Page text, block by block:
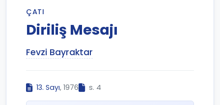
ÇATI
Diriliş Mesajı
Fevzi Bayraktar
13. Sayı, 1976 s. 4